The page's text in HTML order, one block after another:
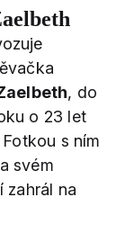
, do
o 23 let
s ním
svém
zahrál na